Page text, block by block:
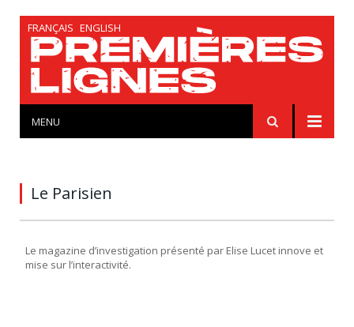
FRANÇAIS ENGLISH
MENU
Le Parisien
Le magazine d’investigation présenté par Elise Lucet innove et
mise sur l’interactivité.